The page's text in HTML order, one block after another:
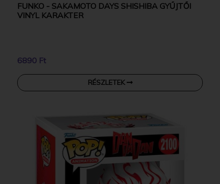
FUNKO - SAKAMOTO DAYS SHISHIBA GYŰJTŐI
VINYL KARAKTER
6890 Ft
RÉSZLETEK